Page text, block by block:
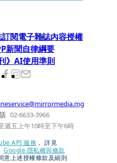
訂閱電子雜誌內容授權
新聞自律綱要
》AI使用準則
02-6633-3966
週五上午10時至下午6時
API 服務 ， 詳見
Google 隱私權與條款
意上述授權條款及細則